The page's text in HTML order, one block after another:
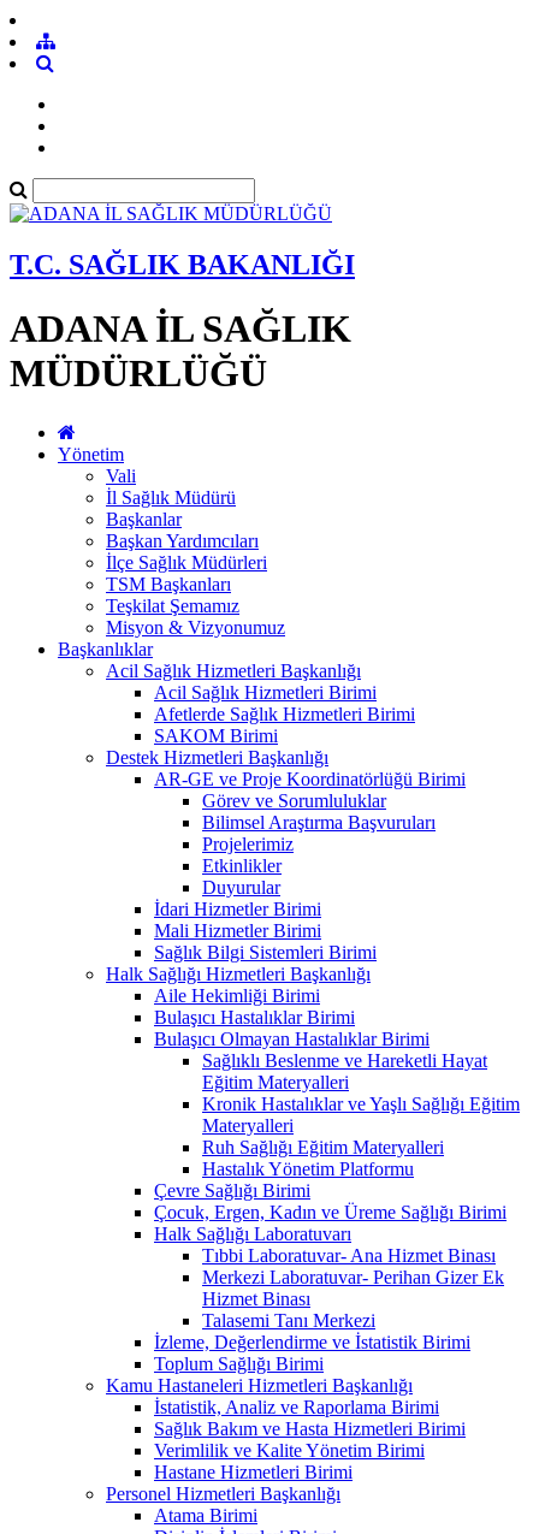
T.C. SAĞLIK BAKANLIĞI
ADANA İL SAĞLIK
MÜDÜRLÜĞÜ
Yönetim
Vali
İl Sağlık Müdürü
Başkanlar
Başkan Yardımcıları
İlçe Sağlık Müdürleri
TSM Başkanları
Teşkilat Şemamız
Misyon & Vizyonumuz
Başkanlıklar
Acil Sağlık Hizmetleri Başkanlığı
Acil Sağlık Hizmetleri Birimi
Afetlerde Sağlık Hizmetleri Birimi
SAKOM Birimi
Destek Hizmetleri Başkanlığı
AR-GE ve Proje Koordinatörlüğü Birimi
Görev ve Sorumluluklar
Bilimsel Araştırma Başvuruları
Projelerimiz
Etkinlikler
Duyurular
İdari Hizmetler Birimi
Mali Hizmetler Birimi
Sağlık Bilgi Sistemleri Birimi
Halk Sağlığı Hizmetleri Başkanlığı
Aile Hekimliği Birimi
Bulaşıcı Hastalıklar Birimi
Bulaşıcı Olmayan Hastalıklar Birimi
Sağlıklı Beslenme ve Hareketli Hayat
Eğitim Materyalleri
Kronik Hastalıklar ve Yaşlı Sağlığı Eğitim
Materyalleri
Ruh Sağlığı Eğitim Materyalleri
Hastalık Yönetim Platformu
Çevre Sağlığı Birimi
Çocuk, Ergen, Kadın ve Üreme Sağlığı Birimi
Halk Sağlığı Laboratuvarı
Tıbbi Laboratuvar- Ana Hizmet Binası
Merkezi Laboratuvar- Perihan Gizer Ek
Hizmet Binası
Talasemi Tanı Merkezi
İzleme, Değerlendirme ve İstatistik Birimi
Toplum Sağlığı Birimi
Kamu Hastaneleri Hizmetleri Başkanlığı
İstatistik, Analiz ve Raporlama Birimi
Sağlık Bakım ve Hasta Hizmetleri Birimi
Verimlilik ve Kalite Yönetim Birimi
Hastane Hizmetleri Birimi
Personel Hizmetleri Başkanlığı
Atama Birimi